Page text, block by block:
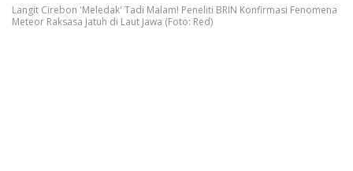
Langit Cirebon 'Meledak' Tadi Malam! Peneliti BRIN Konfirmasi Fenomena
Meteor Raksasa Jatuh di Laut Jawa (Foto: Red)